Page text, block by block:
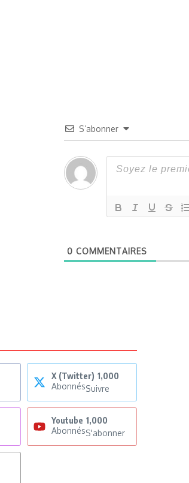
S’abonner
0 COMMENTAIRES
X (Twitter) 1,000
AbonnésSuivre
Youtube 1,000
AbonnésS'abonner